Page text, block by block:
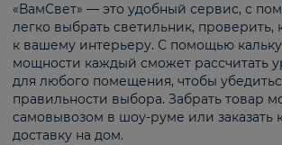
«ВамСвет» — это удобный сервис, с
легко выбрать светильник, проверить,
к вашему интерьеру. С помощью
мощности каждый сможет рассчитать
для любого помещения, чтобы
правильности выбора. Забрать товар
самовывозом в шоу-руме или заказать
доставку на дом.